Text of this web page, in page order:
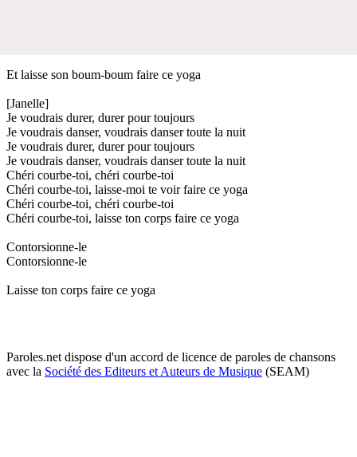
Et laisse son boum-boum faire ce yoga
[Janelle]
Je voudrais durer, durer pour toujours
Je voudrais danser, voudrais danser toute la nuit
Je voudrais durer, durer pour toujours
Je voudrais danser, voudrais danser toute la nuit
Chéri courbe-toi, chéri courbe-toi
Chéri courbe-toi, laisse-moi te voir faire ce yoga
Chéri courbe-toi, chéri courbe-toi
Chéri courbe-toi, laisse ton corps faire ce yoga
Contorsionne-le
Contorsionne-le
Laisse ton corps faire ce yoga
Paroles.net dispose d'un accord de licence de paroles de chansons
avec la Société des Editeurs et Auteurs de Musique (SEAM)